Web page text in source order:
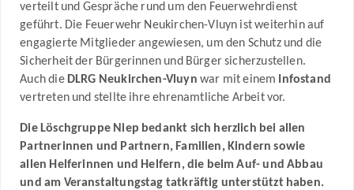
verteilt und Gespräche rund um den Feuerwehrdienst
geführt. Die Feuerwehr Neukirchen-Vluyn ist weiterhin auf
engagierte Mitglieder angewiesen, um den Schutz und die
Sicherheit der Bürgerinnen und Bürger sicherzustellen.
Auch die DLRG Neukirchen-Vluyn war mit einem Infostand
vertreten und stellte ihre ehrenamtliche Arbeit vor.
Die Löschgruppe Niep bedankt sich herzlich bei allen
Partnerinnen und Partnern, Familien, Kindern sowie
allen Helferinnen und Helfern, die beim Auf- und Abbau
und am Veranstaltungstag tatkräftig unterstützt haben.